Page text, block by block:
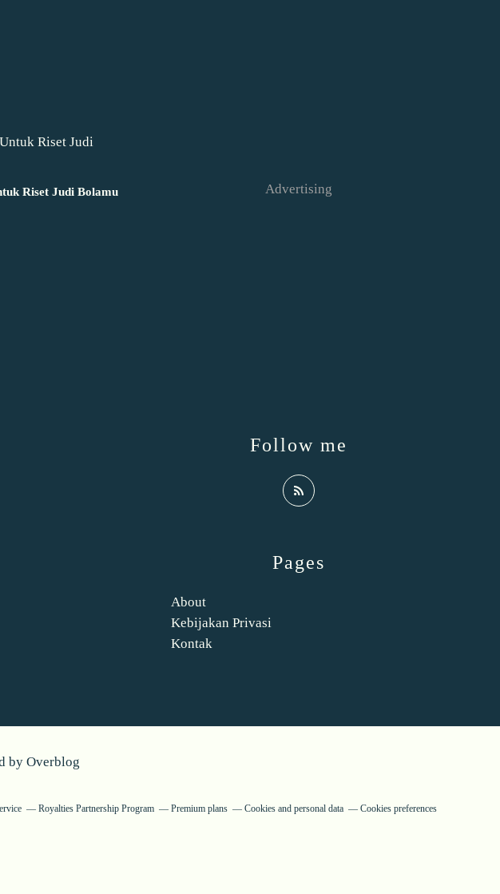
Riset Judi Bolamu
Pages
About
Kebijakan Privasi
Kontak
Follow me
Advertising
by Overblog
Royalties Partnership Program Premium plans Cookies and personal data Cookies preferences